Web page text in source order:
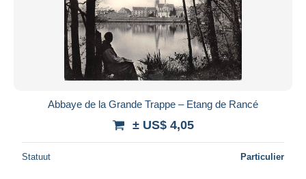
Abbaye de la Grande Trappe – Etang de Rancé
± US$ 4,05
Statuut Particulier